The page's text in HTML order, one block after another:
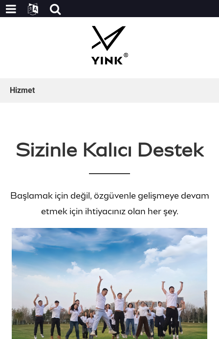
Hizmet
Sizinle Kalıcı Destek
Başlamak için değil, özgüvenle gelişmeye devam
etmek için ihtiyacınız olan her şey.